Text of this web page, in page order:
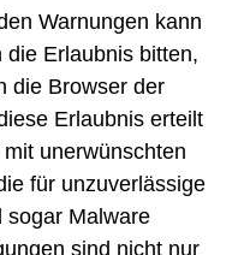
Warnungen kann
die Erlaubnis bitten,
die Browser der
Erlaubnis erteilt
unerwünschten
für unzuverlässige
sogar Malware
sind nicht nur